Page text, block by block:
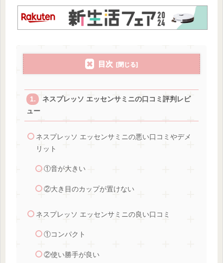
目次
ネスプレッソ エッセンサミニの口コミ評判レビ
ュー
ネスプレッソ エッセンサミニの悪い口コミやデメ
リット
①音が大きい
②大き目のカップが置けない
ネスプレッソ エッセンサミニの良い口コミ
①コンパクト
②使い勝手が良い